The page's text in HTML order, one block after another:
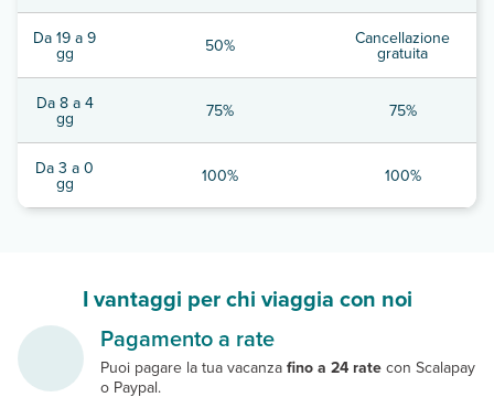
Da 19 a 9
gg 50% Cancellazione
gratuita
Da 8 a 4
gg 75% 75%
Da 3 a 0
gg 100% 100%
I vantaggi per chi viaggia con noi
Pagamento a rate
Puoi pagare la tua vacanza fino a 24 rate con Scalapay
o Paypal.